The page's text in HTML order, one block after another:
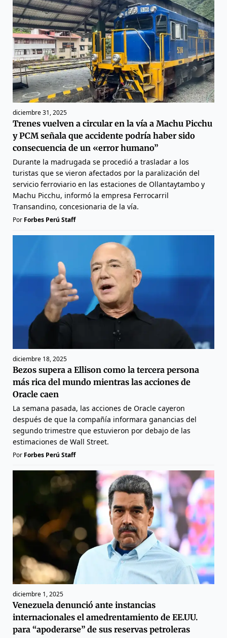
diciembre 31, 2025
Trenes vuelven a circular en la vía a Machu Picchu
y PCM señala que accidente podría haber sido
consecuencia de un «error humano”
Durante la madrugada se procedió a trasladar a los
turistas que se vieron afectados por la paralización del
servicio ferroviario en las estaciones de Ollantaytambo y
Machu Picchu, informó la empresa Ferrocarril
Transandino, concesionaria de la vía.
Por Forbes Perú Staff
diciembre 18, 2025
Bezos supera a Ellison como la tercera persona
más rica del mundo mientras las acciones de
Oracle caen
La semana pasada, las acciones de Oracle cayeron
después de que la compañía informara ganancias del
segundo trimestre que estuvieron por debajo de las
estimaciones de Wall Street.
Por Forbes Perú Staff
diciembre 1, 2025
Venezuela denunció ante instancias
internacionales el amedrentamiento de EE.UU.
para “apoderarse” de sus reservas petroleras